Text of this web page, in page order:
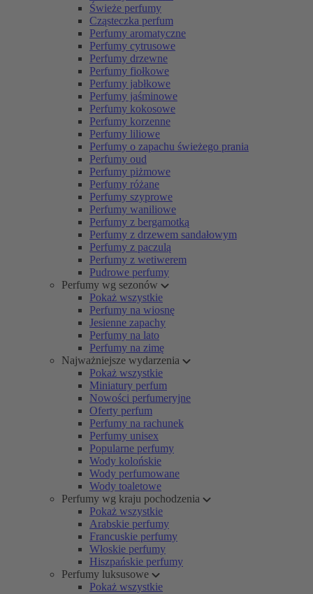
Świeże perfumy
Cząsteczka perfum
Perfumy aromatyczne
Perfumy cytrusowe
Perfumy drzewne
Perfumy fiołkowe
Perfumy jabłkowe
Perfumy jaśminowe
Perfumy kokosowe
Perfumy korzenne
Perfumy liliowe
Perfumy o zapachu świeżego prania
Perfumy oud
Perfumy piżmowe
Perfumy różane
Perfumy szyprowe
Perfumy waniliowe
Perfumy z bergamotką
Perfumy z drzewem sandałowym
Perfumy z paczulą
Perfumy z wetiwerem
Pudrowe perfumy
Perfumy wg sezonów
Pokaż wszystkie
Perfumy na wiosnę
Jesienne zapachy
Perfumy na lato
Perfumy na zimę
Najważniejsze wydarzenia
Pokaż wszystkie
Miniatury perfum
Nowości perfumeryjne
Oferty perfum
Perfumy na rachunek
Perfumy unisex
Popularne perfumy
Wody kolońskie
Wody perfumowane
Wody toaletowe
Perfumy wg kraju pochodzenia
Pokaż wszystkie
Arabskie perfumy
Francuskie perfumy
Włoskie perfumy
Hiszpańskie perfumy
Perfumy luksusowe
Pokaż wszystkie